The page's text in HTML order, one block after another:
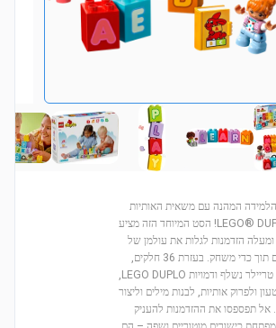
הלמידה המהנה עם משאית האותיות
LEGO® DUPLO® (10421)! הסט המיוחד הזה מציע
לילדים בגילאי 2 ומעלה הזדמנות לגלות את עולמן של
האותיות והצבעים תוך כדי משחק. בעזרת 36 חלקים,
כולל משאית עם טריילר נשלף ודמויות LEGO DUPLO,
ולפרוק אותיות, לבנות מילים וליצור
אל תפספסו את ההזדמנות להעניק